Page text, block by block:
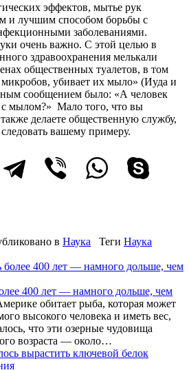
эффектов, мытье рук
и лучшим способом борьбы с
заболеваниями.
очень важно. С этой целью в
здравоохранения мелькали
общественных туалетов, в том
убивает их мыло» (Иуда и
сообщением было: «А человек
с мылом?» Мало того, что вы
делаете общественную службу,
вашему примеру.
в Наука Теги Наука
400 лет — намного дольше, чем
обитает рыба, которая может
высокого человека и иметь вес,
что эти озерные чудовища
возраста — около…